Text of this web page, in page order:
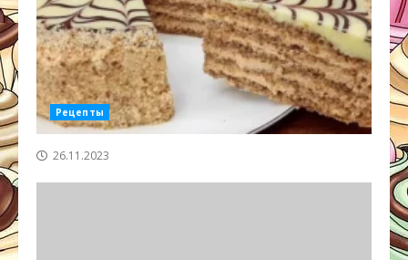
Рецепты
26.11.2023